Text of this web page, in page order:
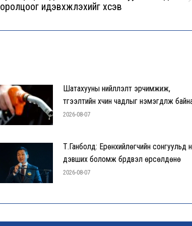
post:
оролцоог идэвхжүүлэхийг хүсэв
Шатахууны нийлүүлэлт эрчимжиж,
түгээлтийн хүчин чадлыг нэмэгдүүлж
2026-08-07
Т.Ганболд: Ерөнхийлөгчийн сонгуульд
дэвших боломж бүрдвэл өрсөлдөнө
2026-08-07